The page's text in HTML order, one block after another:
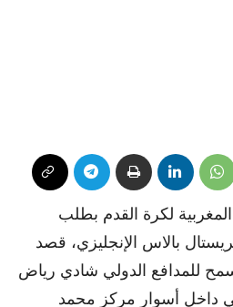
لكرة القدم بطلب
بالاس الإنجليزي، قصد
للمدافع الدولي شادي رياض
داخل أسوار مركز محمد